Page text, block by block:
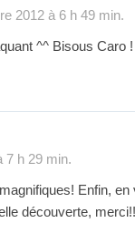
2012 à 6 h 49 min.
^^ Bisous Caro !
7 h 29 min.
Enfin, en
découverte,